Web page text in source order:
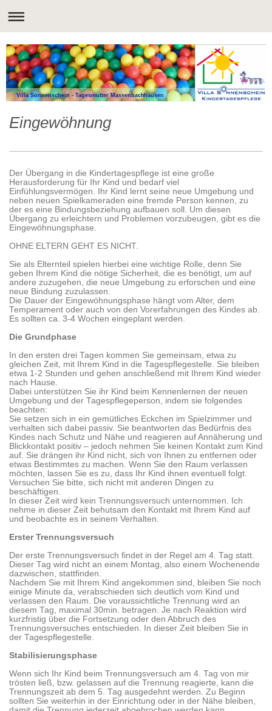
Villa Sonnenschein - Tagesmutter Massenbachhausen
Eingewöhnung
Der Übergang in die Kindertagespflege ist eine große
Herausforderung für Ihr Kind und bedarf viel
Einfühlungsvermögen. Ihr Kind lernt seine neue Umgebung und
neben neuen Spielkameraden eine fremde Person kennen, zu
der es eine Bindungsbeziehung aufbauen soll. Um diesen
Übergang zu erleichtern und Problemen vorzubeugen, gibt es die
Eingewöhnungsphase.
OHNE ELTERN GEHT ES NICHT.
Sie als Elternteil spielen hierbei eine wichtige Rolle, denn Sie
geben Ihrem Kind die nötige Sicherheit, die es benötigt, um auf
andere zuzugehen, die neue Umgebung zu erforschen und eine
neue Bindung zuzulassen.
Die Dauer der Eingewöhnungsphase hängt vom Alter, dem
Temperament oder auch von den Vorerfahrungen des Kindes ab.
Es sollten ca. 3-4 Wochen eingeplant werden.
Die Grundphase
In den ersten drei Tagen kommen Sie gemeinsam, etwa zu
gleichen Zeit, mit Ihrem Kind in die Tagespflegestelle. Sie bleiben
etwa 1-2 Stunden und gehen anschließend mit Ihrem Kind wieder
nach Hause.
Dabei unterstützen Sie ihr Kind beim Kennenlernen der neuen
Umgebung und der Tagespflegeperson, indem sie folgendes
beachten:
Sie setzen sich in ein gemütliches Eckchen im Spielzimmer und
verhalten sich dabei passiv. Sie beantworten das Bedürfnis des
Kindes nach Schutz und Nähe und reagieren auf Annäherung und
Blickkontakt positiv – jedoch nehmen Sie keinen Kontakt zum Kind
auf. Sie drängen ihr Kind nicht, sich von Ihnen zu entfernen oder
etwas Bestimmtes zu machen. Wenn Sie den Raum verlassen
möchten, lassen Sie es zu, dass Ihr Kind ihnen eventuell folgt.
Versuchen Sie bitte, sich nicht mit anderen Dingen zu
beschäftigen.
In dieser Zeit wird kein Trennungsversuch unternommen. Ich
nehme in dieser Zeit behutsam den Kontakt mit Ihrem Kind auf
und beobachte es in seinem Verhalten.
Erster Trennungsversuch
Der erste Trennungsversuch findet in der Regel am 4. Tag statt.
Dieser Tag wird nicht an einem Montag, also einem Wochenende
dazwischen, stattfinden.
Nachdem Sie mit Ihrem Kind angekommen sind, bleiben Sie noch
einige Minute da, verabschieden sich deutlich vom Kind und
verlassen den Raum. Die voraussichtliche Trennung wird an
diesem Tag, maximal 30min. betragen. Je nach Reaktion wird
kurzfristig über die Fortsetzung oder den Abbruch des
Trennungsversuches entschieden. In dieser Zeit bleiben Sie in
der Tagespflegestelle.
Stabilisierungsphase
Wenn sich Ihr Kind beim Trennungsversuch am 4. Tag von mir
trösten ließ, bzw. gelassen auf die Trennung reagierte, kann die
Trennungszeit ab dem 5. Tag ausgedehnt werden. Zu Beginn
sollten Sie weiterhin in der Einrichtung oder in der Nähe bleiben,